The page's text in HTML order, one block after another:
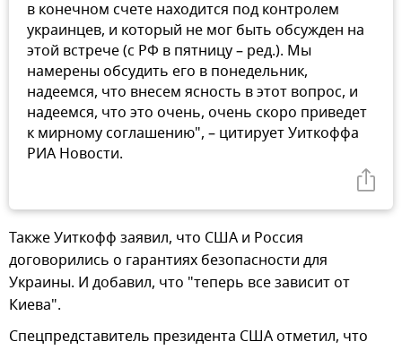
в конечном счете находится под контролем
украинцев, и который не мог быть обсужден на
этой встрече (с РФ в пятницу – ред.). Мы
намерены обсудить его в понедельник,
надеемся, что внесем ясность в этот вопрос, и
надеемся, что это очень, очень скоро приведет
к мирному соглашению", – цитирует Уиткоффа
РИА Новости.
Также Уиткофф заявил, что США и Россия
договорились о гарантиях безопасности для
Украины. И добавил, что "теперь все зависит от
Киева".
Спецпредставитель президента США отметил, что